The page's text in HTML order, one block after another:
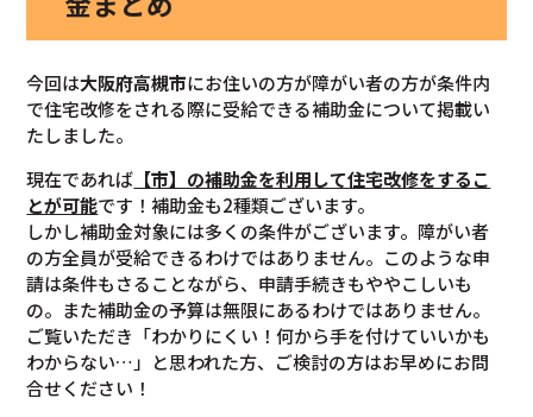
今回は大阪府高槻市にお住いの方が障がい者の方が条件内
で住宅改修をされる際に受給できる補助金について掲載い
たしました。
現在であれば 【市】の補助金を利用して住宅改修をするこ
とが可能です！補助金も2種類ございます。
しかし補助金対象には多くの条件がございます。障がい者
の方全員が受給できるわけではありません。このような申
請は条件もさることながら、申請手続きもややこしいも
の。また補助金の予算は無限にあるわけではありません。
ご覧いただき「わかりにくい！何から手を付けていいかも
わからない…」と思われた方、ご検討の方はお早めにお問
合せください！